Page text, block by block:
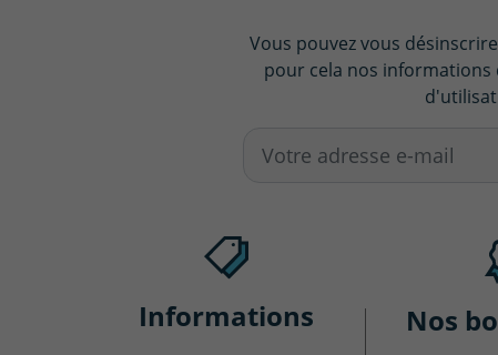
Vous pouvez vous
pour cela nos informations
Informations Nos